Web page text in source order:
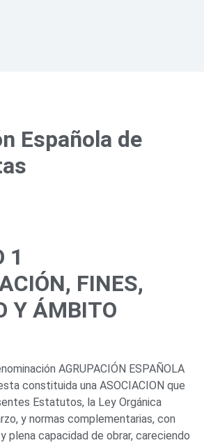
Española de
1
FINES,
Y ÁMBITO
AGRUPACIÓN ESPAÑOLA
constituida una ASOCIACION que
Estatutos, la Ley Orgánica
y normas complementarias, con
plena capacidad de obrar, careciendo